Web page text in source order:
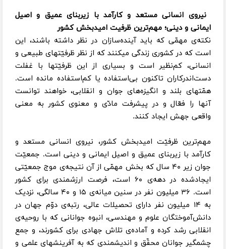
نیروی انسانی مستعد و کارآمد با زیربنای عمیق و اصیل
ایمانی و دینی؛ مهم‌ترین ظرفیت امیدبخش کشور
نکته‌ی مهمّی که باید آینده‌سازان در نظر داشته باشند، این
است که در کشوری زندگی میکنند که از نظر ظرفیّتهای طبیعی و
انسانی، کم‌نظیر است و بسیاری از این ظرفیّتها با غفلت
دست‌اندرکاران تاکنون بی‌استفاده یا کم‌استفاده مانده است.
همّتهای بلند و انگیزه‌های جوان و انقلابی، خواهند توانست
آنها را فعّال و در پیشرفت مادّی و معنوی کشور به معنی
واقعی جهش ایجاد کنند.
مهم‌ترین ظرفیّت امیدبخش کشور، نیروی انسانی مستعد و
کارآمد با زیربنای عمیق و اصیل ایمانی و دینی است. جمعیّت
جوان زیر ۴۰ ‌سال که بخش مهمّی از آن نتیجه‌ی موج جمعیّتی
ایجادشده در دهه‌ی ۶۰ است، فرصت ارزشمندی برای کشور
است. ۳۶ میلیون نفر در سنین میانه‌ی ۱۵ و ۴۰ سالگی، نزدیک
به ۱۴ میلیون نفر دارای تحصیلات عالی، رتبه‌ی دوّم جهان در
دانش‌آموختگان علوم و مهندسی، انبوه جوانانی که با روحیه‌ی
انقلابی رشد کرده و آماده‌ی تلاش جهادی برای کشورند، و جمع
چشمگیر جوانان محقّق و اندیشمندی که به آفرینشهای علمی و